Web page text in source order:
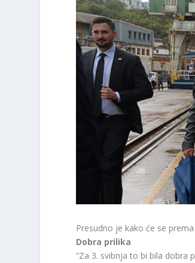
Presudno je kako će se
Dobra prilika
“Za 3. svibnja to bi bila dobra